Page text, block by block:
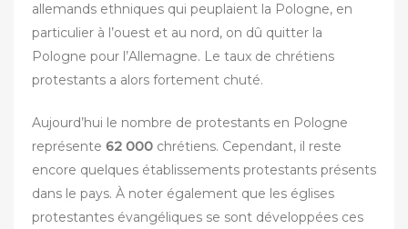
allemands ethniques qui peuplaient la Pologne, en
particulier à l’ouest et au nord, on dû quitter la
Pologne pour l’Allemagne. Le taux de chrétiens
protestants a alors fortement chuté.
Aujourd’hui le nombre de protestants en Pologne
représente 62 000 chrétiens. Cependant, il reste
encore quelques établissements protestants présents
dans le pays. À noter également que les églises
protestantes évangéliques se sont développées ces